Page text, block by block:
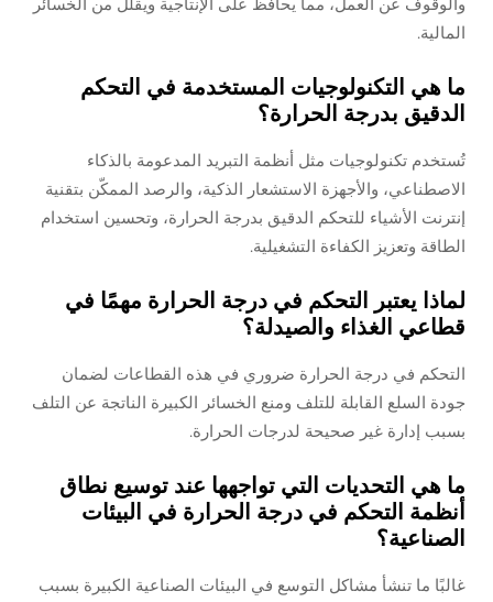
المالية.
ما هي التكنولوجيات المستخدمة في التحكم
الدقيق بدرجة الحرارة؟
تُستخدم تكنولوجيات مثل أنظمة التبريد المدعومة بالذكاء
الاصطناعي، والأجهزة الاستشعار الذكية، والرصد الممكّن بتقنية
إنترنت الأشياء للتحكم الدقيق بدرجة الحرارة، وتحسين استخدام
الطاقة وتعزيز الكفاءة التشغيلية.
لماذا يعتبر التحكم في درجة الحرارة مهمًا في
قطاعي الغذاء والصيدلة؟
التحكم في درجة الحرارة ضروري في هذه القطاعات لضمان
جودة السلع القابلة للتلف ومنع الخسائر الكبيرة الناتجة عن التلف
بسبب إدارة غير صحيحة لدرجات الحرارة.
ما هي التحديات التي تواجهها عند توسيع نطاق
أنظمة التحكم في درجة الحرارة في البيئات
الصناعية؟
غالبًا ما تنشأ مشاكل التوسع في البيئات الصناعية الكبيرة بسبب